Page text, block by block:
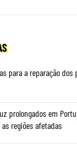
para a reparação dos
prolongados em
regiões afetadas